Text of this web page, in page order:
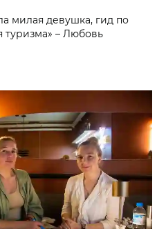
милая девушка, гид по
туризма» – Любовь